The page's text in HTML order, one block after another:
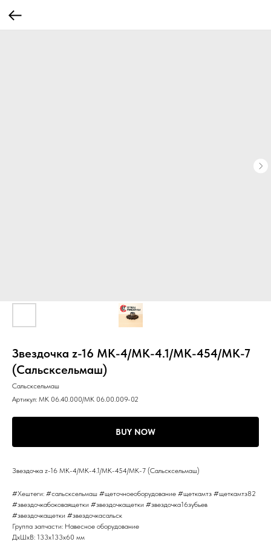
Звездочка z-16 МК-4/МК-4.1/МК-454/МК-7
(Сальсксельмаш)
Сальсксельмаш
Артикул: МК 06.40.000/МК 06.00.009-02
BUY NOW
Звездочка z-16 МК-4/МК-4.1/МК-454/МК-7 (Сальсксельмаш)
#Хештеги: #сальсксельмаш #щеточноеоборудование #щеткамтз #щеткамтз82
#звездочкабоковаящетки #звездочкащетки #звездочка16зубьев
#звездочкащетки #звездочкасальск
Группа запчасти: Навесное оборудование
ДxШxВ: 133x133x60 мм